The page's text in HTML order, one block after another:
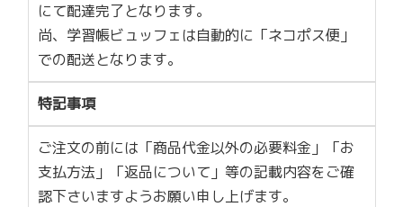
にて配達完了となります。
尚、学習帳ビュッフェは自動的に「ネコポス便」
での配送となります。
特記事項
ご注文の前には「商品代金以外の必要料金」「お
支払方法」「返品について」等の記載内容をご確
認下さいますようお願い申し上げます。